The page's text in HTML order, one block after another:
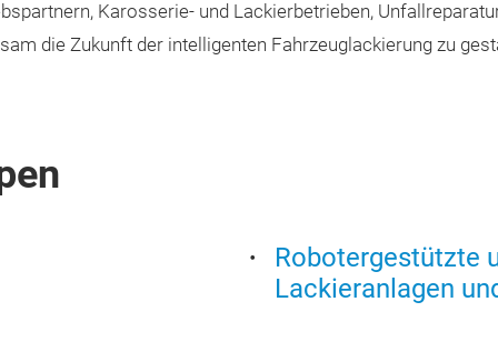
Karosserie- und Lackierbetrieben,
die Zukunft der intelligenten Fahrzeuglackierung zu
Robotergestützte
Lackieranlagen